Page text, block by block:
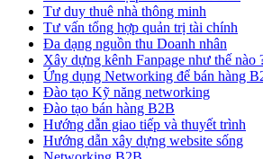
Tư duy thuê nhà thông minh
Tư vấn tổng hợp quản trị tài chính
Đa dạng nguồn thu Doanh nhân
Xây dựng kênh Fanpage như thế nào
Ứng dụng Networking để bán hàng
Đào tạo Kỹ năng networking
Đào tạo bán hàng B2B
Hướng dẫn giao tiếp và thuyết trình
Hướng dẫn xây dựng website sống